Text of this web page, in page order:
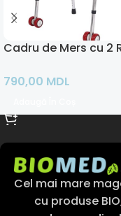
Cadru de Mers cu 2
790,00 MDL
Cel mai mare
cu produse